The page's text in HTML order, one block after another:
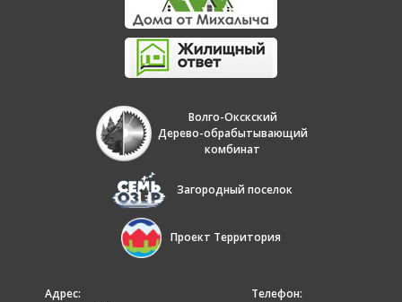
Волго-Окскский
Дерево-обрабытывающий
комбинат
Загородный поселок
Проект Территория
Адрес:
Телефон: